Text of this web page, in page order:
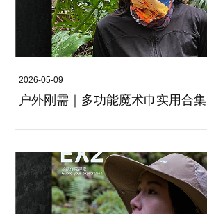
2026-05-09
户外刚需｜多功能魔术巾实用合集